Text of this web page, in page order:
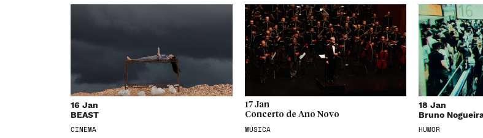
16 Jan
BEAST
CINEMA
17 Jan
Concerto de Ano Novo
MÚSICA
18 Jan
Bruno
HUMOR